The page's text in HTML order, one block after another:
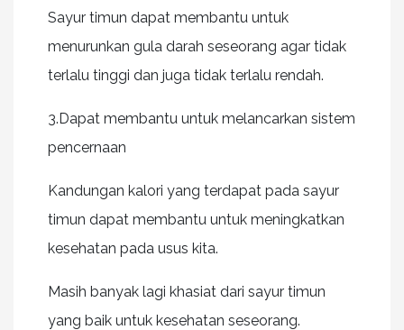
Sayur timun dapat membantu untuk
menurunkan gula darah seseorang agar tidak
terlalu tinggi dan juga tidak terlalu rendah.
3.Dapat membantu untuk melancarkan sistem
pencernaan
Kandungan kalori yang terdapat pada sayur
timun dapat membantu untuk meningkatkan
kesehatan pada usus kita.
Masih banyak lagi khasiat dari sayur timun
yang baik untuk kesehatan seseorang.